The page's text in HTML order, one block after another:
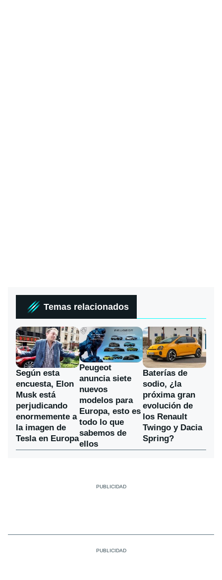
Temas relacionados
Según esta
encuesta, Elon
Musk está
perjudicando
enormemente a
la imagen de
Tesla en Europa
Peugeot
anuncia siete
nuevos
modelos para
Europa, esto es
todo lo que
sabemos de
ellos
Baterías de
sodio, ¿la
próxima gran
evolución de
los Renault
Twingo y Dacia
Spring?